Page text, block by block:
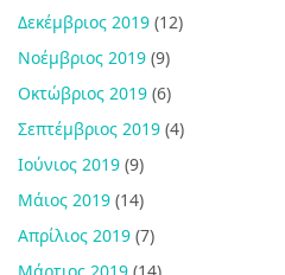
Δεκέμβριος 2019 (12)
Νοέμβριος 2019 (9)
Οκτώβριος 2019 (6)
Σεπτέμβριος 2019 (4)
Ιούνιος 2019 (9)
Μάιος 2019 (14)
Απρίλιος 2019 (7)